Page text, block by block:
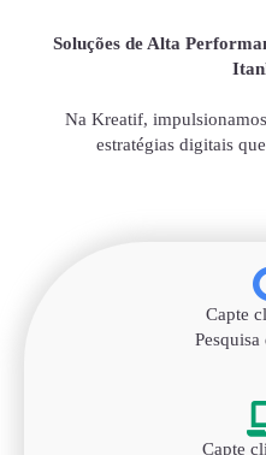
Soluções de Alta
Na Kreatif,
estratégias digitais
Capte
Pesquisa
Capte